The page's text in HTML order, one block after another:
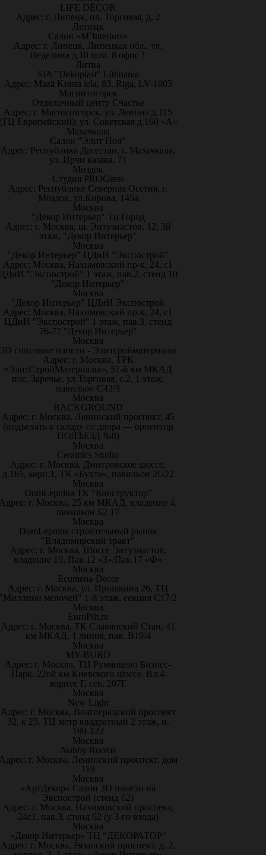
LIFE DÉCOR
Адрес: г. Липецк, пл. Торговая, д. 2
Липецк
Салон «M`Interiors»
Адрес: г. Липецк, Липецкая обл., ул.
Неделина д.10 пом. 8 офис 1
Литва
SIA "Dekoplast" Lithuania
Адрес: Mazā Krasta iela, 83, Rīga, LV-1003
Магнитогорск
Отделочный центр Счастье
Адрес: г. Магнитогорск, ул. Ленина д.115
Европейский); ул. Советская д.160 «А»
Махачкала
Салон "Элит Пол"
Адрес: Республика Дагестан, г. Махачкала,
ул. Ирчи казака, 71
Моздок
Студия PROGress
Адрес: Республике Северная Осетия, г.
Моздок, ул.Кирова, 145а
Москва
"Декор Интерьер" Тц Город
Адрес: г. Москва, ш. Энтузиастов, 12, 3й
этаж, "Декор Интерьер"
Москва
"Декор Интерьер" ЦДиИ "Экспострой"
Адрес: Москва, Нахимовский пр-к, 24, с1
"Экспострой" 1 этаж, пав.2, стенд 10
"Декор Интерьер"
Москва
"Декор Интерьер" ЦДиИ Экспострой
Адрес: Москва, Нахимовский пр-к, 24, с1
ЦДиИ "Экспострой" 1 этаж, пав.3, стенд
76-77 "Декор Интерьер"
Москва
3D гипсовые панели - Элитсройматериалы
Адрес: г. Москва, ТРК
«ЭлитСтройМатериалы», 51-й км МКАД
пос. Заречье, ул.Торговая, с.2, 1 этаж,
павильон С42/3
Москва
BACKGROUND
Адрес: г. Москва, Ленинский проспект, 45
(подъехать к складу со двора — ориентир
ПОДЪЕЗД №8)
Москва
Ceramics Studio
Адрес: г. Москва, Дмитровское шоссе,
д.165, корп.1, ТК «Бухта», павильон 2G22
Москва
DomLepnina ТК "Конструктор"
г. Москва, 25 км МКАД, владение 4,
павильон Б2.17
Москва
DomLepnina строительный рынок
"Владимирский тракт"
Адрес: г. Москва, Шоссе Энтузиастов,
владение 19, Пав.12 «З»/Пав.17 «Ф»
Москва
Ecumena-Decor
Адрес: г. Москва, ул. Пришвина 26, ТЦ
мелочей" 1-й этаж, секция С17/2
Москва
EuroPlit.ru
Адрес: г. Москва, ТК Славянский Стан, 41
км МКАД, 1 линия, пав. В19/4
Москва
MY-BURO
Адрес: г. Москва, ТЦ Румянцево Бизнес-
Парк. 22ой км Киевского шоссе. Вл.4
корпус Г, сек. 207Г
Москва
New Light
Адрес: г. Москва, Волгоградский проспект
32, к 25. ТЦ метр квадратный 2 этаж, п.
199-122
Москва
Nobby Rooms
г. Москва, Ленинский проспект, дом
119
Москва
«АртДекор» Салон 3D панели на
Экспострой (стенд 62)
Адрес: г. Москва, Нахимовский проспект,
24с1, пав.3, стенд 62 (у 3-го входа)
Москва
«Декор Интерьер» ТЦ "ДЕКОРАТОР"
Адрес: г. Москва, Рязанский проспект, д. 2,